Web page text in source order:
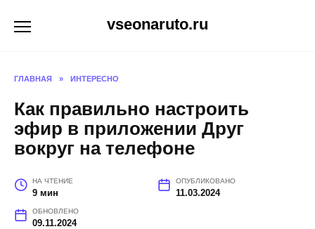
vseonaruto.ru
ГЛАВНАЯ » ИНТЕРЕСНО
Как правильно настроить
эфир в приложении Друг
вокруг на телефоне
НА ЧТЕНИЕ
9 мин
ОПУБЛИКОВАНО
11.03.2024
ОБНОВЛЕНО
09.11.2024